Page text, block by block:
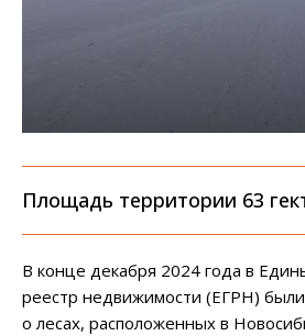
Площадь территории 63
В конце декабря 2024 года в
реестр недвижимости (ЕГРН)
о лесах, расположенных в